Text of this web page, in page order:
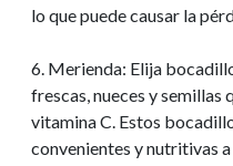
lo que puede causar la
6. Merienda: Elija
frescas, nueces y semillas
vitamina C. Estos
convenientes y nutritivas a